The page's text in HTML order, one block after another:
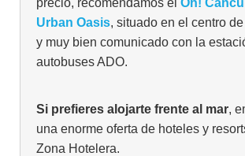
precio, recomendamos el Oh!
Urban Oasis, situado en el centro
y muy bien comunicado con la
autobuses ADO.
Si prefieres alojarte frente al mar,
una enorme oferta de hoteles y
Zona Hotelera.